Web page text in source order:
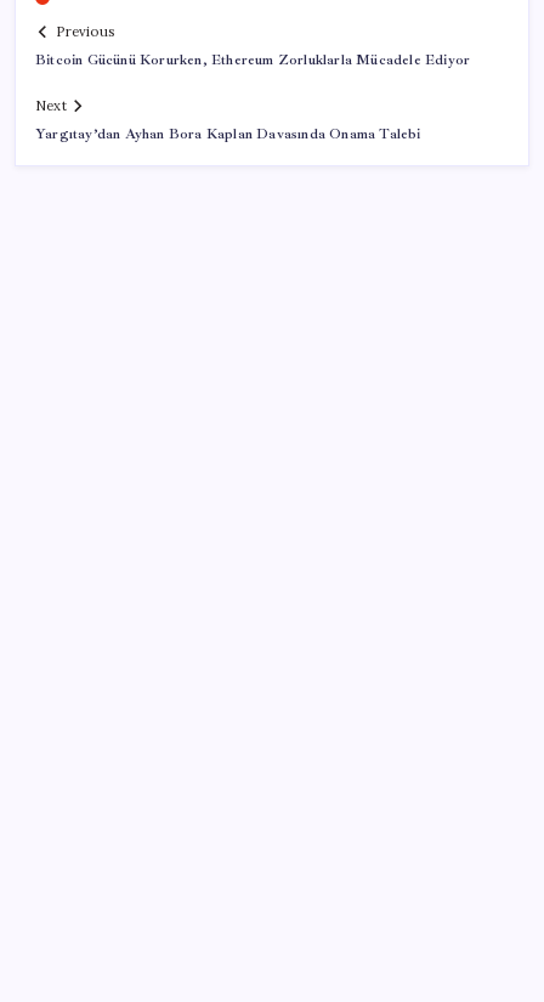
Previous
Bitcoin Gücünü Korurken, Ethereum Zorluklarla Mücadele Ediyor
Next
Yargıtay’dan Ayhan Bora Kaplan Davasında Onama Talebi